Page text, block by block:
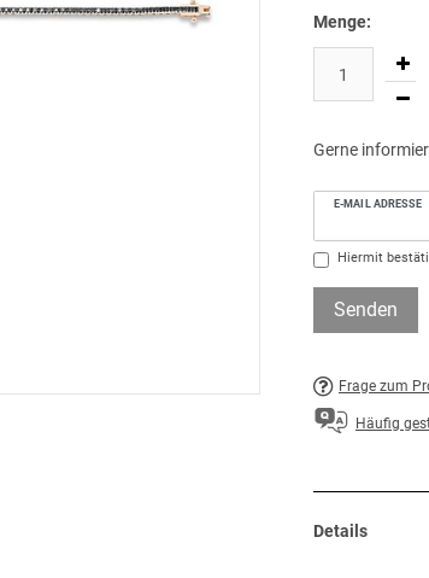
Menge:
Gerne
E-MAIL ADRESSE
Hiermit
Senden
Frage zum
Häufig
Details